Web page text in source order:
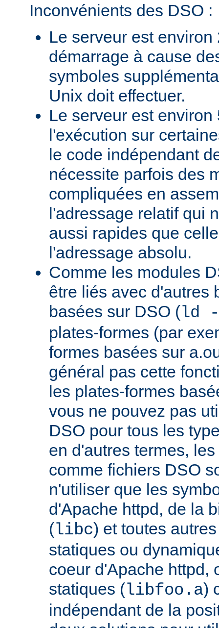
Inconvénients des DSO :
Le serveur est
démarrage à cause
symboles
Unix doit effectuer.
Le serveur est environ
l'exécution sur
le code indépendant
nécessite parfois des
compliquées en
l'adressage relatif qui
aussi rapides que
l'adressage absolu.
Comme les modules
être liés avec d'autres
basées sur DSO (ld
plates-formes (par
formes basées sur
général pas cette
les plates-formes
vous ne pouvez pas
DSO pour tous les
en d'autres termes,
comme fichiers DSO
n'utiliser que les
d'Apache httpd, de la
(libc) et toutes
statiques ou
coeur d'Apache httpd,
statiques (libfoo.a)
indépendant de la